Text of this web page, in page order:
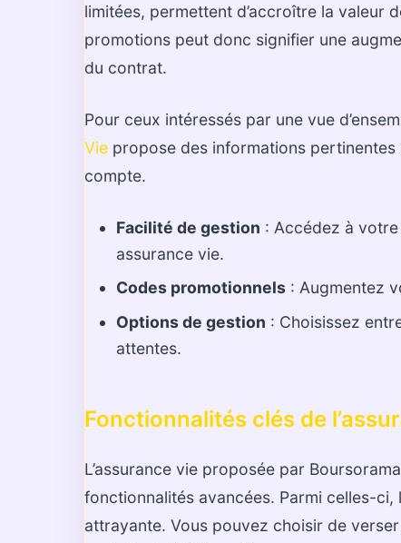
limitées, permettent d’accroître la valeur
promotions peut donc signifier une
du contrat.
Pour ceux intéressés par une vue
Vie propose des informations
compte.
Facilité de gestion : Accédez à
assurance vie.
Codes promotionnels : Augmentez
Options de gestion : Choisissez
attentes.
Fonctionnalités clés de
L’assurance vie proposée par
fonctionnalités avancées. Parmi celles-
attrayante. Vous pouvez choisir de